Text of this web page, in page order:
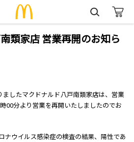
類家店 営業再開のお知ら
したマクドナルド八戸南類家店は、営業
00分より営業を再開いたしましたのでお
ナウイルス感染症の検査の結果、陽性であ